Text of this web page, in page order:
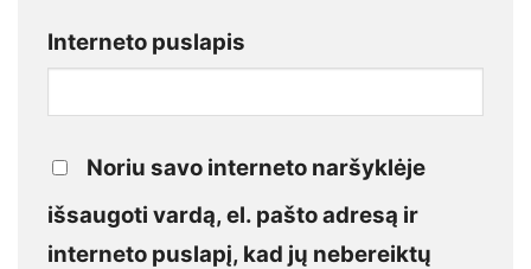
Interneto puslapis
Noriu savo interneto naršyklėje
išsaugoti vardą, el. pašto adresą ir
interneto puslapį, kad jų nebereiktų